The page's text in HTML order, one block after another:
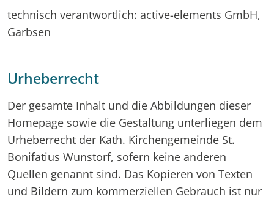
technisch verantwortlich: active-elements GmbH,
Garbsen
Urheberrecht
Der gesamte Inhalt und die Abbildungen dieser
Homepage sowie die Gestaltung unterliegen dem
Urheberrecht der Kath. Kirchengemeinde St.
Bonifatius Wunstorf, sofern keine anderen
Quellen genannt sind. Das Kopieren von Texten
und Bildern zum kommerziellen Gebrauch ist nur